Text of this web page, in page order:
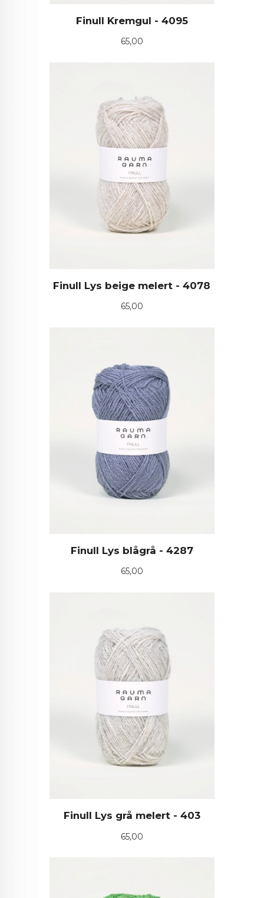
Finull Kremgul - 4095
Pris
65,00
Finull Lys beige melert - 4078
Pris
65,00
Finull Lys blågrå - 4287
Pris
65,00
Finull Lys grå melert - 403
Pris
65,00